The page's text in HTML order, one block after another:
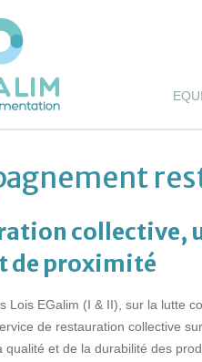
collective,
de proximité
Lois EGalim (I & II), sur la lutte
de restauration collective
qualité et de la durabilité des